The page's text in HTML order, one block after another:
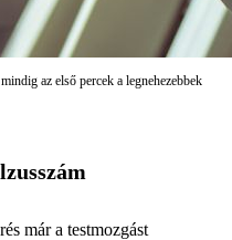
az első percek a legnehezebbek
már a testmozgást